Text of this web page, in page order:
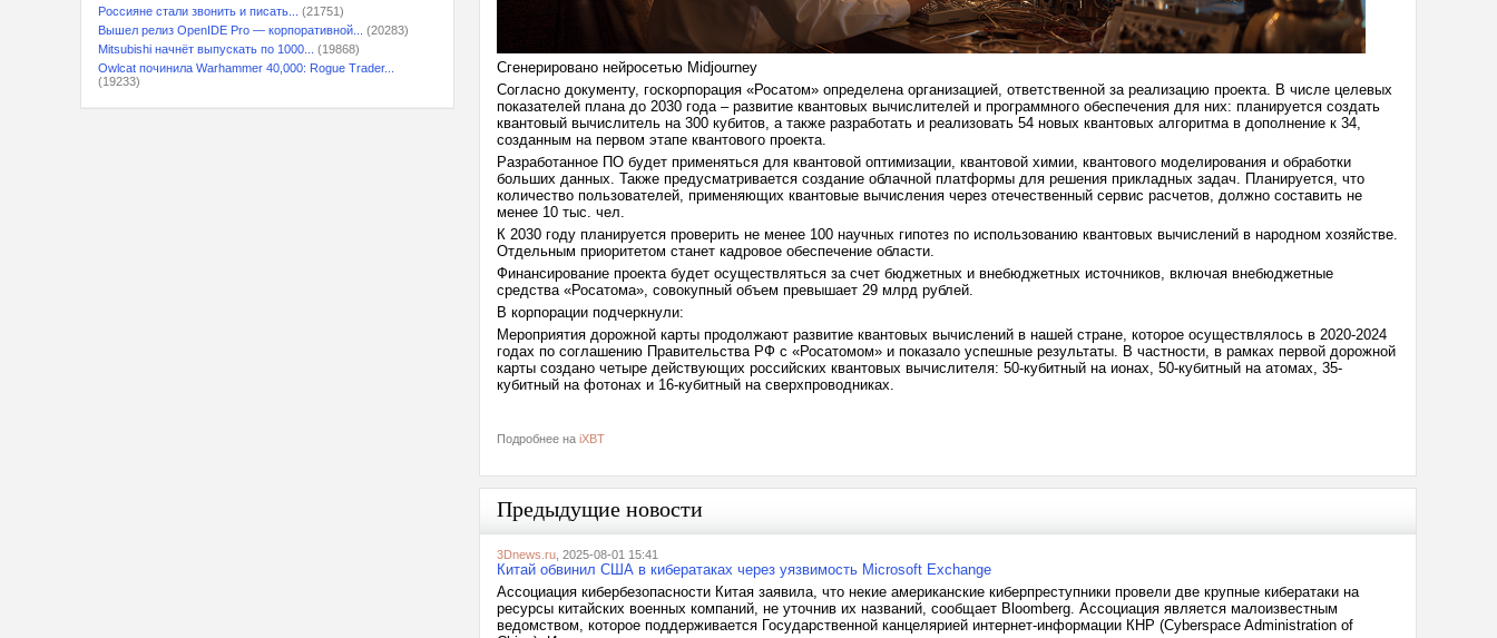
Россияне стали звонить и писать...
(21751)
Вышел релиз OpenIDE Pro — корпоративной...
(20283)
Mitsubishi начнёт выпускать по 1000...
(19868)
Owlcat починила Warhammer 40,000: Rogue Trader...
(19233)
Сгенерировано нейросетью Midjourney
Согласно документу, госкорпорация «Росатом» определена организацией, ответственной за реализацию проекта. В числе целевых
показателей плана до 2030 года – развитие квантовых вычислителей и программного обеспечения для них: планируется создать
квантовый вычислитель на 300 кубитов, а также разработать и реализовать 54 новых квантовых алгоритма в дополнение к 34,
созданным на первом этапе квантового проекта.
Разработанное ПО будет применяться для квантовой оптимизации, квантовой химии, квантового моделирования и обработки
больших данных. Также предусматривается создание облачной платформы для решения прикладных задач. Планируется, что
количество пользователей, применяющих квантовые вычисления через отечественный сервис расчетов, должно составить не
менее 10 тыс. чел.
К 2030 году планируется проверить не менее 100 научных гипотез по использованию квантовых вычислений в народном хозяйстве.
Отдельным приоритетом станет кадровое обеспечение области.
Финансирование проекта будет осуществляться за счет бюджетных и внебюджетных источников, включая внебюджетные
средства «Росатома», совокупный объем превышает 29 млрд рублей.
В корпорации подчеркнули:
Мероприятия дорожной карты продолжают развитие квантовых вычислений в нашей стране, которое осуществлялось в 2020-2024
годах по соглашению Правительства РФ с «Росатомом» и показало успешные результаты. В частности, в рамках первой дорожной
карты создано четыре действующих российских квантовых вычислителя: 50-кубитный на ионах, 50-кубитный на атомах, 35-
кубитный на фотонах и 16-кубитный на сверхпроводниках.
Подробнее на iXBT
Предыдущие новости
3Dnews.ru , 2025-08-01 15:41
Китай обвинил США в кибератаках через уязвимость Microsoft Exchange
Ассоциация кибербезопасности Китая заявила, что некие американские киберпреступники провели две крупные кибератаки на
ресурсы китайских военных компаний, не уточнив их названий, сообщает Bloomberg. Ассоциация является малоизвестным
ведомством, которое поддерживается Государственной канцелярией интернет-информации КНР (Cyberspace Administration of